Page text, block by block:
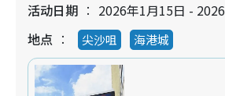
活动日期
2026年1月15日 -
地点
尖沙咀 海港城